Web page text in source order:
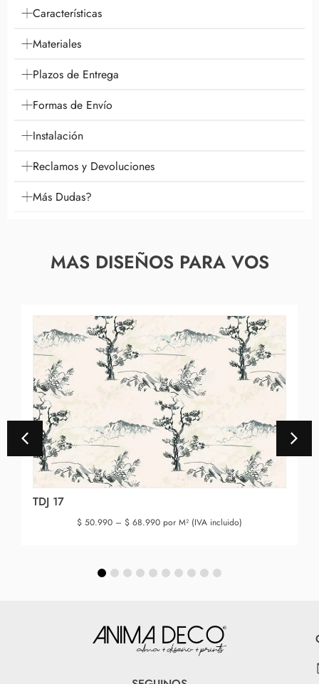
Características
Materiales
Plazos de Entrega
Formas de Envío
Instalación
Reclamos y Devoluciones
Más Dudas?
MAS DISEÑOS PARA VOS
TDJ 17
$ 50.990 – $ 68.990 por M² (IVA incluido)